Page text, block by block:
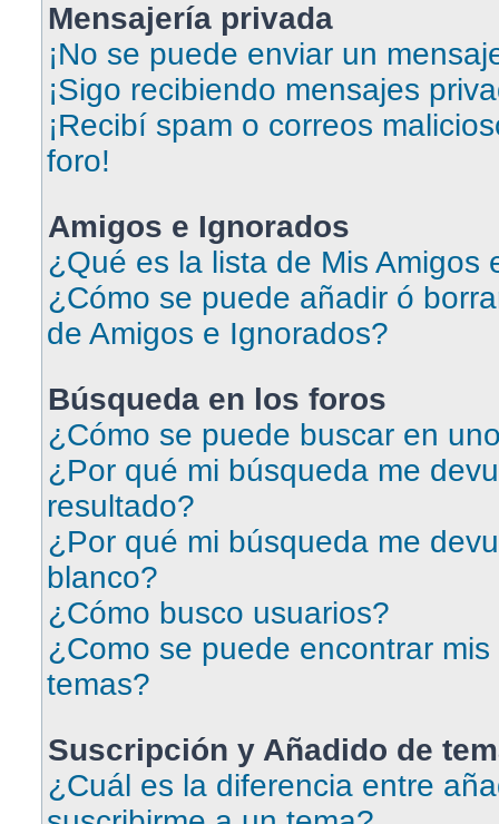
Mensajería privada
¡No se puede enviar un
¡Sigo recibiendo mensajes
¡Recibí spam o correos
foro!
Amigos e Ignorados
¿Qué es la lista de Mis Amigos
¿Cómo se puede añadir ó
de Amigos e Ignorados?
Búsqueda en los foros
¿Cómo se puede buscar en
¿Por qué mi búsqueda me
resultado?
¿Por qué mi búsqueda me
blanco?
¿Cómo busco usuarios?
¿Como se puede encontrar
temas?
Suscripción y Añadido de
¿Cuál es la diferencia entre